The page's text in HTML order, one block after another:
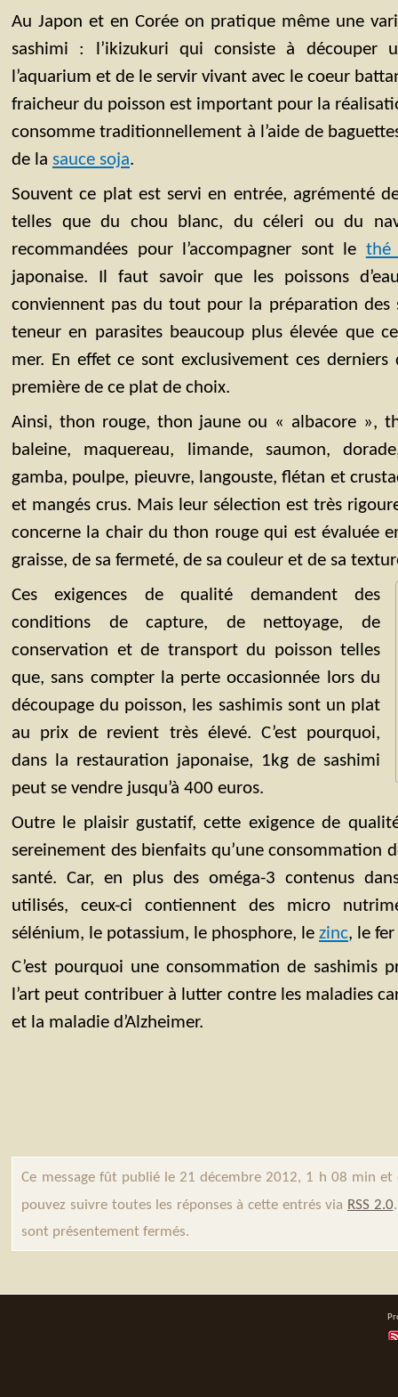
Au Japon et en Corée on pratique même une
sashimi : l’ikizukuri qui consiste à découper
l’aquarium et de le servir vivant avec le coeur
fraicheur du poisson est important pour la
consomme traditionnellement à l’aide de
de la sauce soja.
Souvent ce plat est servi en entrée, agrémenté
telles que du chou blanc, du céleri ou du
recommandées pour l’accompagner sont le thé
japonaise. Il faut savoir que les poissons
conviennent pas du tout pour la préparation des
teneur en parasites beaucoup plus élevée que
mer. En effet ce sont exclusivement ces
première de ce plat de choix.
Ainsi, thon rouge, thon jaune ou « albacore »,
baleine, maquereau, limande, saumon,
gamba, poulpe, pieuvre, langouste, flétan et
et mangés crus. Mais leur sélection est très
concerne la chair du thon rouge qui est évaluée
graisse, de sa fermeté, de sa couleur et de sa
Ces exigences de qualité demandent des
conditions de capture, de nettoyage, de
conservation et de transport du poisson telles
que, sans compter la perte occasionnée lors du
découpage du poisson, les sashimis sont un plat
au prix de revient très élevé. C’est pourquoi,
dans la restauration japonaise, 1kg de sashimi
peut se vendre jusqu’à 400 euros.
Outre le plaisir gustatif, cette exigence de
sereinement des bienfaits qu’une consommation
santé. Car, en plus des oméga-3 contenus
utilisés, ceux-ci contiennent des micro
sélénium, le potassium, le phosphore, le zinc, le
C’est pourquoi une consommation de sashimis
l’art peut contribuer à lutter contre les maladies
et la maladie d’Alzheimer.
Ce message fût publié le 21 décembre 2012, 1 h 08 min et
pouvez suivre toutes les réponses à cette entrés via RSS 2.0
sont présentement fermés.